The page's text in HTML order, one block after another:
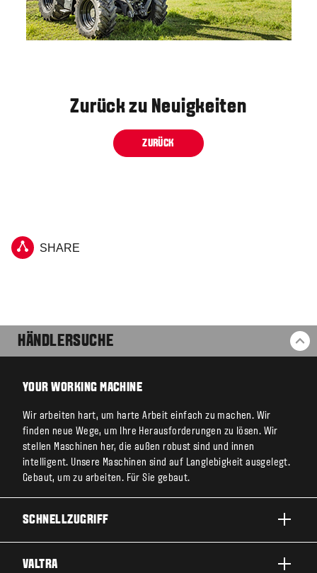
Zurück zu Neuigkeiten
ZURÜCK
SHARE
HÄNDLERSUCHE
YOUR WORKING MACHINE
Wir arbeiten hart, um harte Arbeit einfach zu machen. Wir
finden neue Wege, um Ihre Herausforderungen zu lösen. Wir
stellen Maschinen her, die außen robust sind und innen
intelligent. Unsere Maschinen sind auf Langlebigkeit ausgelegt.
Gebaut, um zu arbeiten. Für Sie gebaut.
SCHNELLZUGRIFF
VALTRA